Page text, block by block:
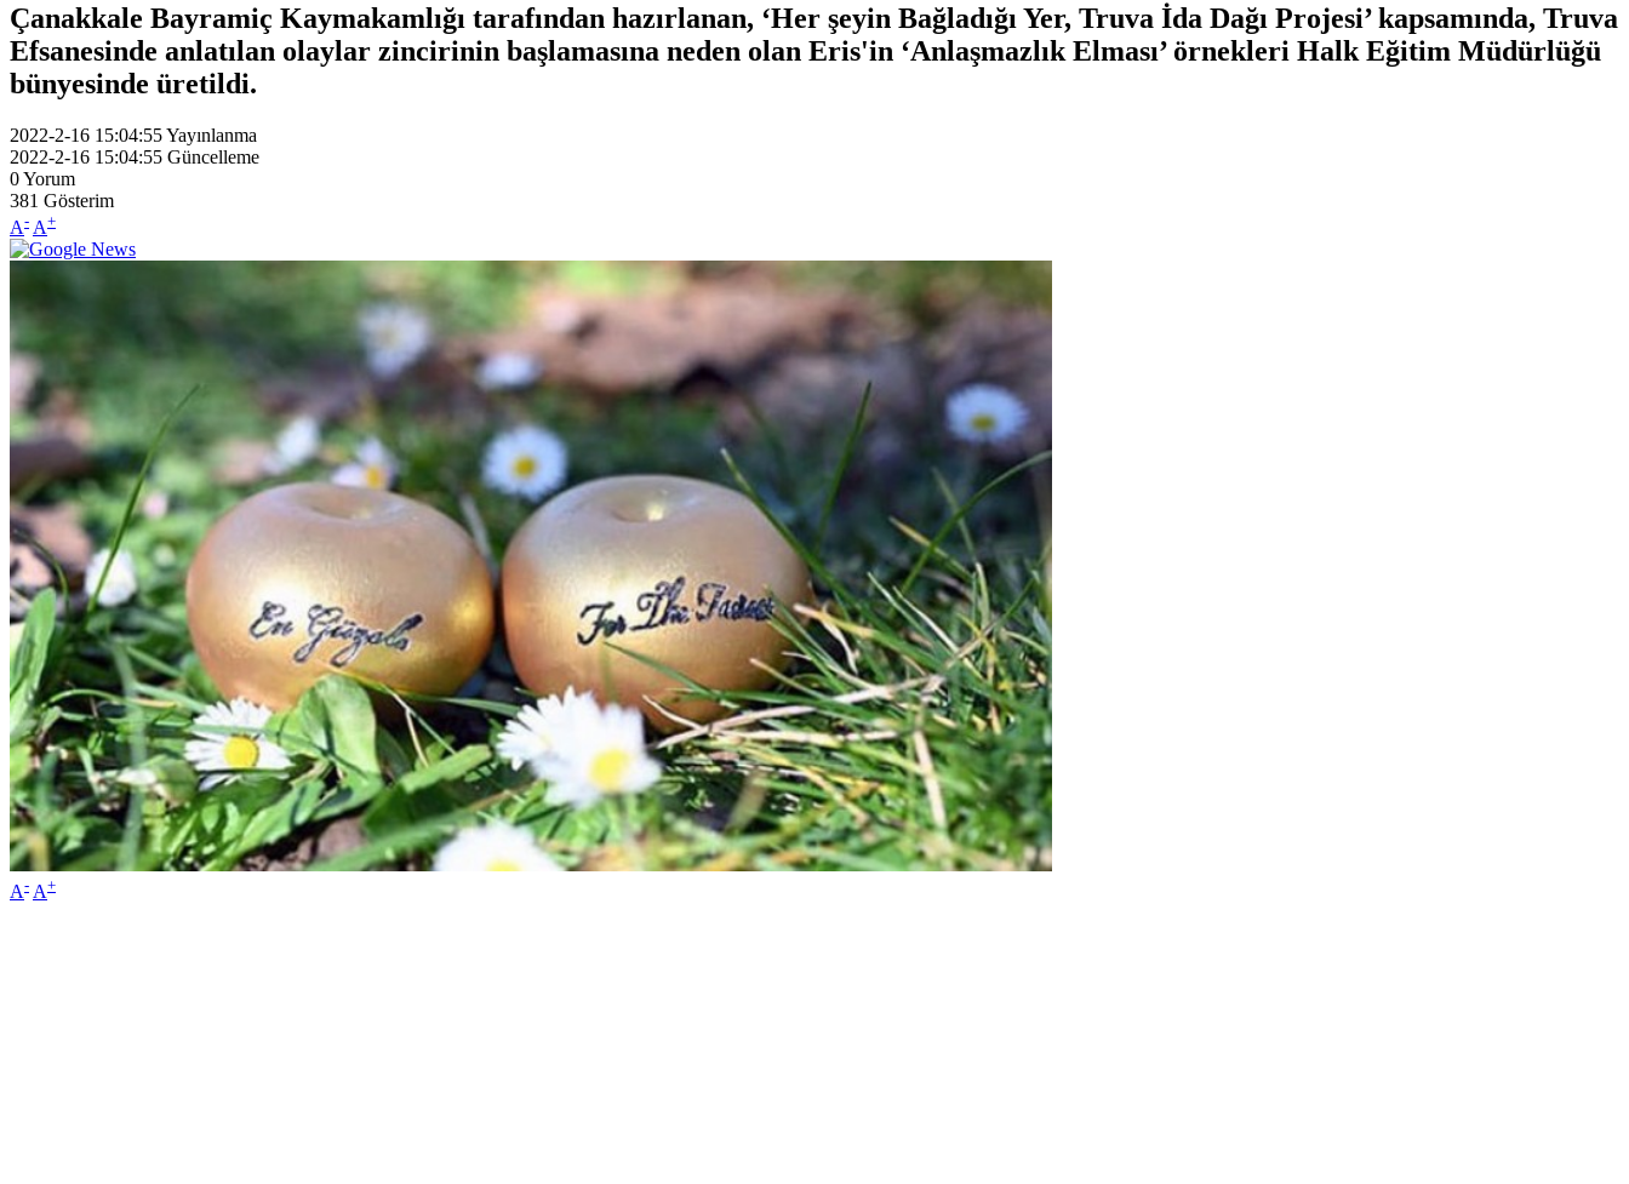
Çanakkale Bayramiç Kaymakamlığı tarafından hazırlanan, ‘Her şeyin Bağladığı Yer, Truva İda Dağı Projesi’ kapsamında, Truva
Efsanesinde anlatılan olaylar zincirinin başlamasına neden olan Eris'in ‘Anlaşmazlık Elması’ örnekleri Halk Eğitim Müdürlüğü
bünyesinde üretildi.
2022-2-16 15:04:55Yayınlanma
2022-2-16 15:04:55 Güncelleme
0Yorum
381 Gösterim
A- A+
A- A+